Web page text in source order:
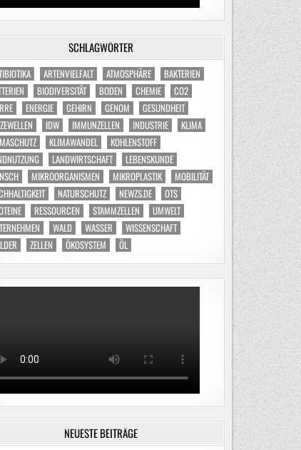
SCHLAGWÖRTER
ARTENVIELFALT ATMOSPHÄRE
BAKTERIEN
BIODIVERSITÄT BODEN CHEMIE
CO2
ENERGIE GEHIRN GENOM
GESUNDHEIT
IDW IMMUNZELLEN INDUSTRIE
KLIMA
KLIMAWANDEL
KOHLENSTOFF
LANDWIRTSCHAFT
LEBENSKUNDE
MIKROORGANISMEN MIKROPLASTIK
MOBILITÄT
NATURSCHUTZ NEWZS.DE
OTS
RESSOURCEN STAMMZELLEN
UMWELT
WALD WASSER
WISSENSCHAFT
ZELLEN ÖKOSYSTEM ÖL
NEUESTE BEITRÄGE